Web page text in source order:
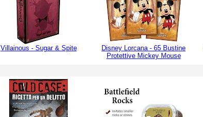
Villainous - Sugar & Spite
Disney Lorcana - 65 Bustine
Protettive Mickey Mouse